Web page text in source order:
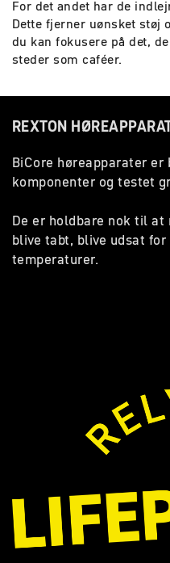
For det andet har de
Dette fjerner uønsket støj
du kan fokusere på det,
steder som caféer.
REXTON
BiCore høreapparater er
komponenter og testet
De er holdbare nok til
blive tabt, blive udsat
temperaturer.